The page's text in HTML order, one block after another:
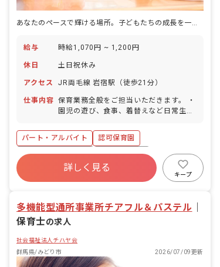
あなたのペースで輝ける場所。子どもたちの成長を一緒に見守りませんか？
給与 時給1,070円 ~ 1,200円
休日 土日祝休み
アクセス JR両毛線 岩宿駅（徒歩21分）
仕事内容 保育業務全般をご担当いただきます。 ・
園児の遊び、食事、着替えなど日常生活
連携 ■園児年齢層：0～5歳児 ■園庭有
無：あり
パート・アルバイト
認可保育園
ボーナス・賞与あり
社会保険完備
有給
残業少なめ
詳しく見る
キープ
多機能型通所事業所チアフル＆パステル
保育士の求人
社会福祉法人チハヤ会
群馬県/みどり市
2026/07/09更新